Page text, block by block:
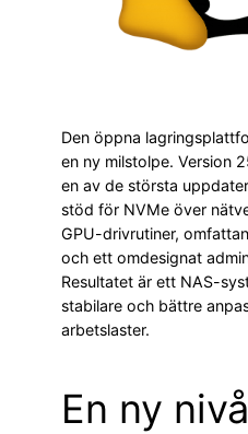
Den öppna
en ny milstolpe. Version
en av de största
stöd för NVMe över
GPU-drivrutiner,
och ett omdesignat
Resultatet är ett NAS-
stabilare och bättre
arbetslaster.
En ny